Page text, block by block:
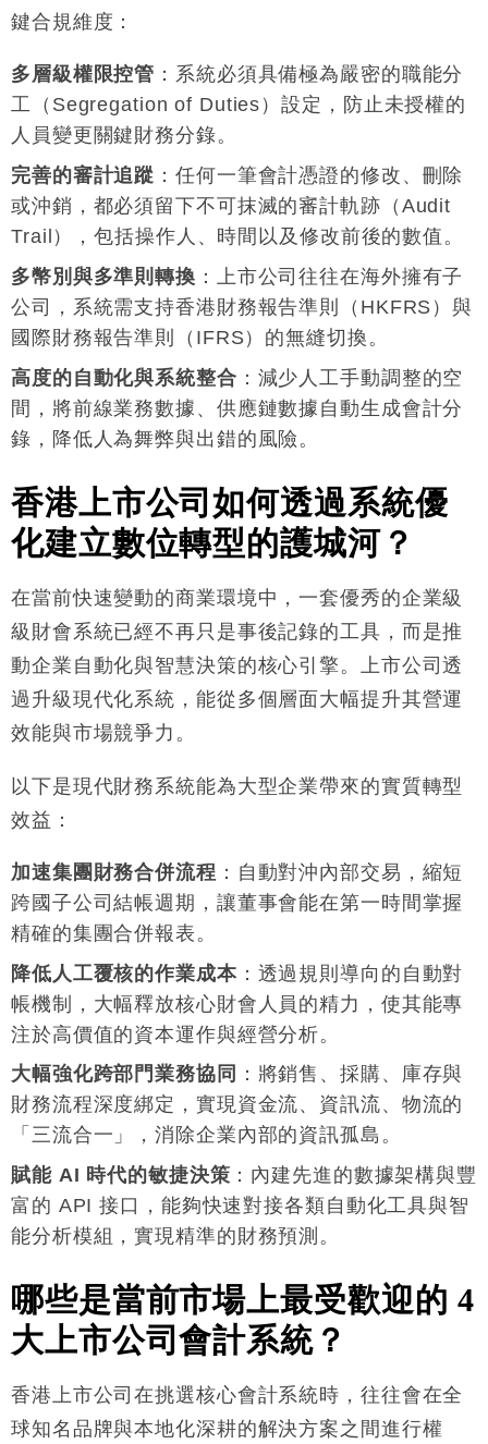
鍵合規維度 ：
多層級權限控管 ：系統必須具備極為嚴密的職能分
工（Segregation of Duties）設定，防止未授權的
人員變更關鍵財務分錄。
完善的審計追蹤 ：任何一筆會計憑證的修改、刪除
或沖銷，都必須留下不可抹滅的審計軌跡（Audit
Trail），包括操作人、時間以及修改前後的數值 。
多幣別與多準則轉換 ：上市公司往往在海外擁有子
公司，系統需支持香港財務報告準則（HKFRS）與
國際財務報告準則（IFRS）的無縫切換 。
高度的自動化與系統整合 ：減少人工手動調整的空
間，將前線業務數據、供應鏈數據自動生成會計分
錄，降低人為舞弊與出錯的風險 。
香港上市公司如何透過系統優
化建立數位轉型的護城河？
在當前快速變動的商業環境中，一套優秀的企業級
級財會系統已經不再只是事後記錄的工具，而是推
動企業自動化與智慧決策的核心引擎。上市公司透
過升級現代化系統，能從多個層面大幅提升其營運
效能與市場競爭力 。
以下是現代財務系統能為大型企業帶來的實質轉型
效益 ：
加速集團財務合併流程 ：自動對沖內部交易，縮短
跨國子公司結帳週期，讓董事會能在第一時間掌握
精確的集團合併報表 。
降低人工覆核的作業成本：透過規則導向的自動對
帳機制，大幅釋放核心財會人員的精力，使其能專
注於高價值的資本運作與經營分析。
大幅強化跨部門業務協同 ：將銷售、採購、庫存與
財務流程深度綁定，實現資金流、資訊流、物流的
「三流合一」，消除企業內部的資訊孤島 。
賦能 AI 時代的敏捷決策 ：內建先進的數據架構與豐
富的 API 接口，能夠快速對接各類自動化工具與智
能分析模組，實現精準的財務預測 。
哪些是當前市場上最受歡迎的 4
大上市公司會計系統？
香港上市公司在挑選核心會計系統時，往往會在全
球知名品牌與本地化深耕的解決方案之間進行權